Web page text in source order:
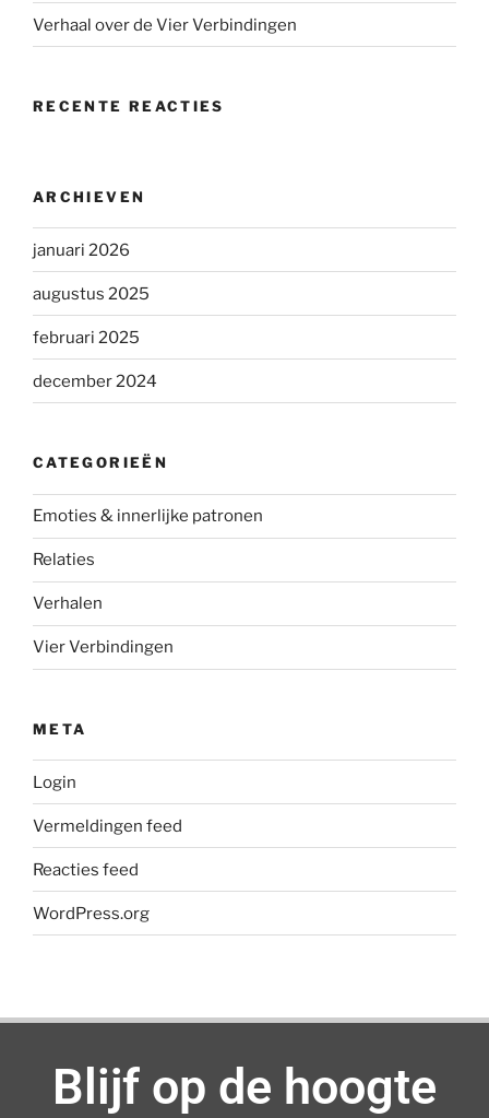
Verhaal over de Vier Verbindingen
RECENTE REACTIES
ARCHIEVEN
januari 2026
augustus 2025
februari 2025
december 2024
CATEGORIEËN
Emoties & innerlijke patronen
Relaties
Verhalen
Vier Verbindingen
META
Login
Vermeldingen feed
Reacties feed
WordPress.org
Blijf op de hoogte